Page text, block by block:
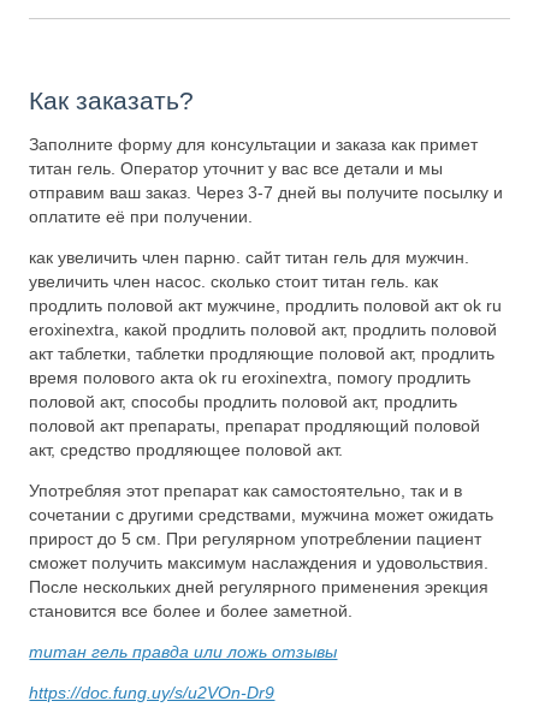
Как заказать?
Заполните форму для консультации и заказа как примет
титан гель. Оператор уточнит у вас все детали и мы
отправим ваш заказ. Через 3-7 дней вы получите посылку и
оплатите её при получении.
как увеличить член парню. сайт титан гель для мужчин.
увеличить член насос. сколько стоит титан гель. как
продлить половой акт мужчине, продлить половой акт ok ru
eroxinextra, какой продлить половой акт, продлить половой
акт таблетки, таблетки продляющие половой акт, продлить
время полового акта ok ru eroxinextra, помогу продлить
половой акт, способы продлить половой акт, продлить
половой акт препараты, препарат продляющий половой
акт, средство продляющее половой акт.
Употребляя этот препарат как самостоятельно, так и в
сочетании с другими средствами, мужчина может ожидать
прирост до 5 см. При регулярном употреблении пациент
сможет получить максимум наслаждения и удовольствия.
После нескольких дней регулярного применения эрекция
становится все более и более заметной.
титан гель правда или ложь отзывы
https://doc.fung.uy/s/u2VOn-Dr9